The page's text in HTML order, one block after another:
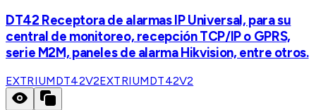
DT42 Receptora de alarmas IP Universal, para su
central de monitoreo, recepción TCP/IP o GPRS,
serie M2M, paneles de alarma Hikvision, entre otros.
EXTRIUMDT42V2EXTRIUMDT42V2